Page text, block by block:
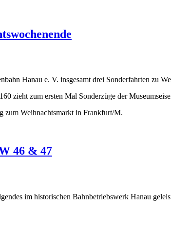
Hanau e. V. insgesamt drei Sonderfahrten zu
zieht zum ersten Mal Sonderzüge der
zum Weihnachtsmarkt in Frankfurt/M.
46 & 47
im historischen Bahnbetriebswerk Hanau